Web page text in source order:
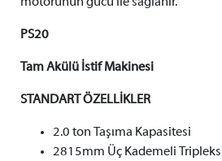
motorunun gücü ile sağlanır.
PS20
Tam Akülü İstif Makinesi
STANDART ÖZELLİKLER
2.0 ton Taşıma Kapasitesi
2815mm Üç Kademeli